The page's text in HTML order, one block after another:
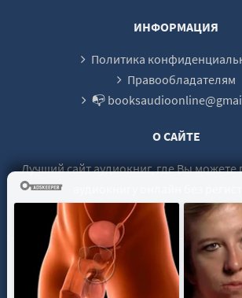
ИНФОРМАЦИЯ
Политика
Правообладателям
📭
О САЙТЕ
Лучший сайт аудиокниг, где Вы можете
© 2021 - 2026 booksaudio-online.com